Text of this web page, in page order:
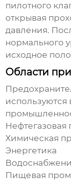
пилотного
открывая
давления.
нормального
исходное
Области
используются
Химическая
Энергетика
Пищевая